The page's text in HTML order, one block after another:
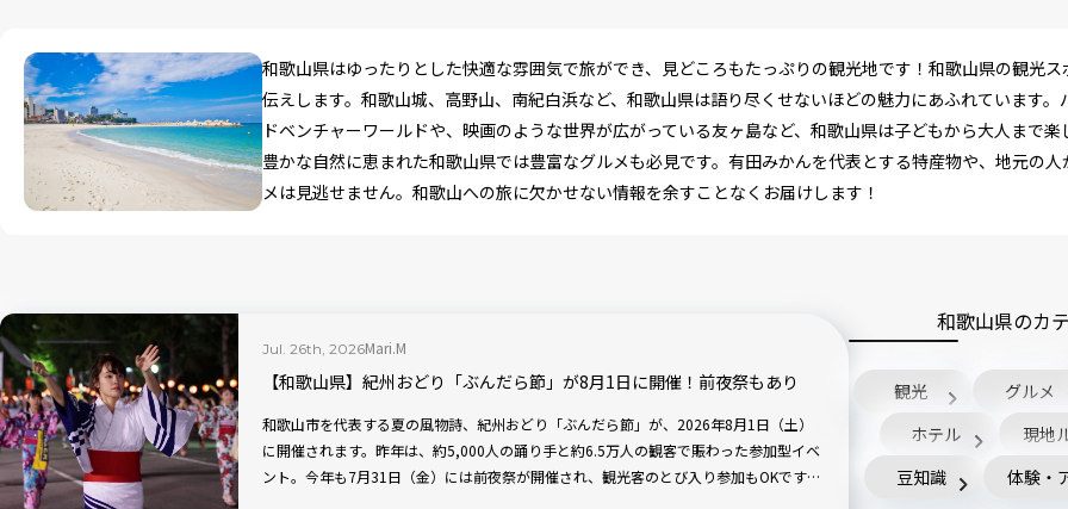
和歌山県はゆったりとした快適な雰囲気で旅ができ、見どころもたっぷりの観光地です！和歌山県の観光
伝えします。和歌山城、高野山、南紀白浜など、和歌山県は語り尽くせないほどの魅力にあふれています
ドベンチャーワールドや、映画のような世界が広がっている友ヶ島など、和歌山県は子どもから大人まで
豊かな自然に恵まれた和歌山県では豊富なグルメも必見です。有田みかんを代表とする特産物や、地元の
メは見逃せません。和歌山への旅に欠かせない情報を余すことなくお届けします！
Jul. 26th, 2026Mari.M
【和歌山県】紀州おどり「ぶんだら節」が8月1日に開催！前夜祭もあり
和歌山市を代表する夏の風物詩、紀州おどり「ぶんだら節」が、2026年8月1日（土）
に開催されます。昨年は、約5,000人の踊り手と約6.5万人の観客で賑わった参加型イベ
ント。今年も7月31日（金）には前夜祭が開催され、観光客のとび入り参加もOKです！
和歌山県のカ
観光
グルメ
ホテル
現地
豆知識
体験・